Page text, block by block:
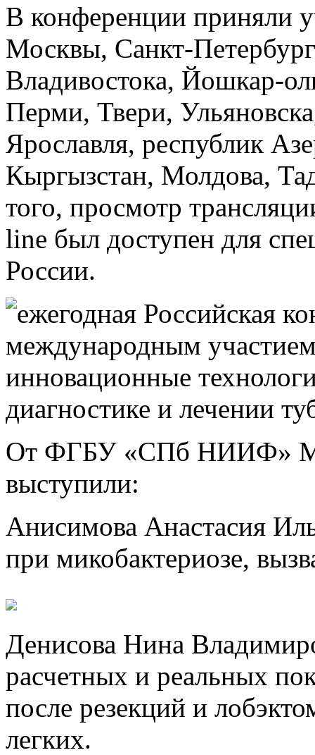
В конференции приняли
Москвы, Санкт-
Владивостока, Йошкар-
Перми, Твери,
Ярославля, республик
Кыргызстан, Молдова,
того, просмотр
line был доступен для
России.
От ФГБУ «СПб НИИФ»
выступили:
Анисимова Анастасия
при микобактериозе,
Денисова Нина
расчетных и реальных
после резекций и
легких.